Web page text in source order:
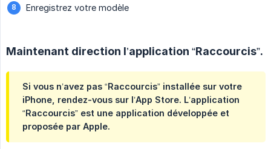
Enregistrez votre modèle
Maintenant direction l’application “Raccourcis”.
Si vous n’avez pas “Raccourcis” installée sur votre
iPhone, rendez-vous sur l’App Store. L’application
“Raccourcis” est une application développée et
proposée par Apple.